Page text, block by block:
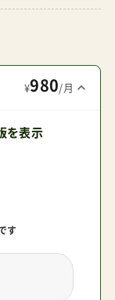
¥980/月
を表示
す